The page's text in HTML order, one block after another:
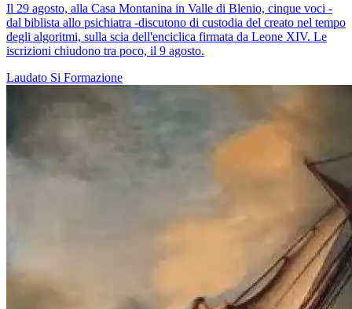
Il 29 agosto, alla Casa Montanina in Valle di Blenio, cinque voci -
dal biblista allo psichiatra -discutono di custodia del creato nel tempo
degli algoritmi, sulla scia dell'enciclica firmata da Leone XIV. Le
iscrizioni chiudono tra poco, il 9 agosto.
Laudato Si Formazione